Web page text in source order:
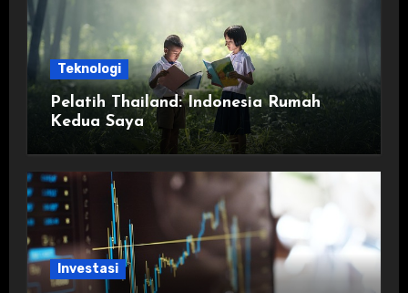
Teknologi
Pelatih Thailand: Indonesia Rumah
Kedua Saya
Investasi